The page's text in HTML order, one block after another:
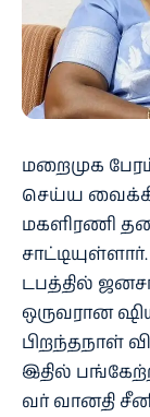
மறை​முக
செய்ய
மகளிரணி
டபத்​தில்
ஒரு​வ​ரான
பிறந்​த​நாள்
இதில்
வர் வானதி